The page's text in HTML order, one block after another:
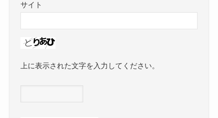
サイト
上に表示された文字を入力してください。